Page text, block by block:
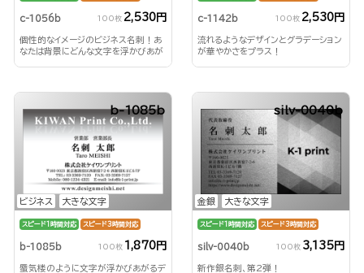
c-1056b 100枚 2,530円
個性的なイメージのビジネス名刺！あ
なたは背景にどんな文字を浮かびあが
c-1142b 100枚 2,530円
流れるようなデザインとグラデーション
が華やかさをプラス！
ビジネス 大きな文字
b-1085b
スピード1時間対応 スピード3時間対応
b-1085b 100枚 1,870円
蜃気楼のように文字が浮かびあがるデ
金銀 大きな文字
silv-0040b
スピード1時間対応 スピード3時間対応
silv-0040b 100枚 3,135円
新作銀名刺、第2弾！